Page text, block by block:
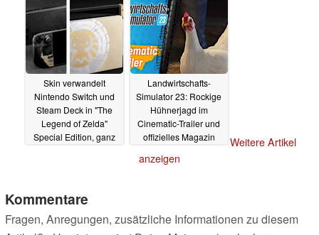
Skin verwandelt
Nintendo Switch und
Steam Deck in "The
Legend of Zelda"
Special Edition, ganz
Landwirtschafts-
Simulator 23: Rockige
Hühnerjagd im
Cinematic-Trailer und
offizielles Magazin
Weitere Artikel
anzeigen
Kommentare
Fragen, Anregungen, zusätzliche Informationen zu diesem